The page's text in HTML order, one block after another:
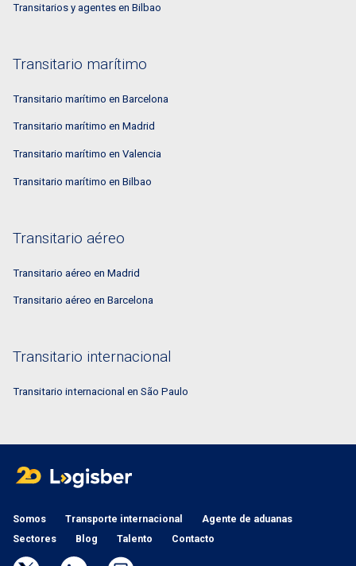
Transitarios y agentes en Bilbao
Transitario marítimo
Transitario marítimo en Barcelona
Transitario marítimo en Madrid
Transitario marítimo en Valencia
Transitario marítimo en Bilbao
Transitario aéreo
Transitario aéreo en Madrid
Transitario aéreo en Barcelona
Transitario internacional
Transitario internacional en São Paulo
Somos Transporte internacional
Agente de aduanas
Sectores
Blog Talento Contacto